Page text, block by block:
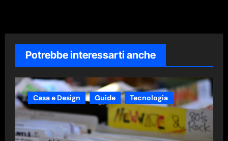
Potrebbe interessarti anche
Casa e Design Guide Tecnologia